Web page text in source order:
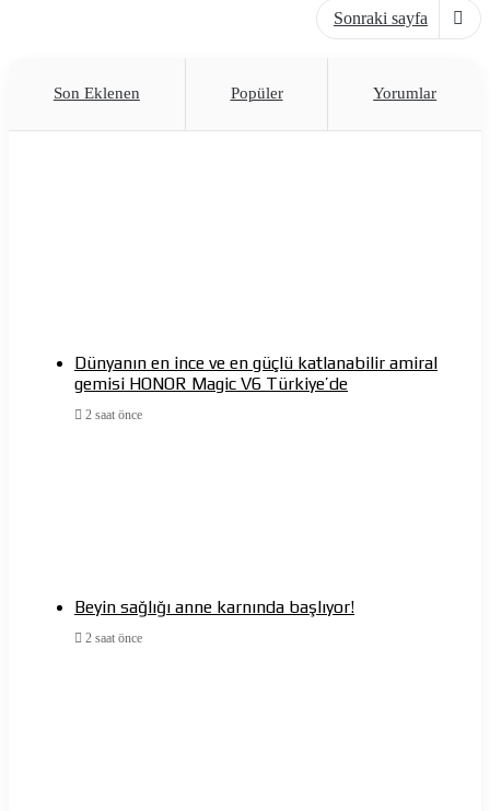
Sonraki sayfa
Son Eklenen Popüler Yorumlar
Dünyanın en ince ve en güçlü katlanabilir amiral
gemisi HONOR Magic V6 Türkiye’de
2 saat önce
Beyin sağlığı anne karnında başlıyor!
2 saat önce